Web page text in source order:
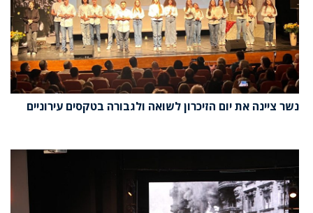
נשר ציינה את יום הזיכרון לשואה ולגבורה בטקסים עירוניים